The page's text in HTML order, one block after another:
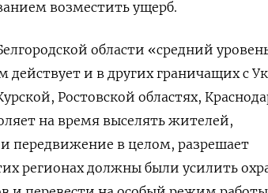
возместить ущерб.
области «средний
и в других граничащих с
Ростовской областях,
на время выселять жителей,
передвижение в целом, разрешает
регионах должны были усилить